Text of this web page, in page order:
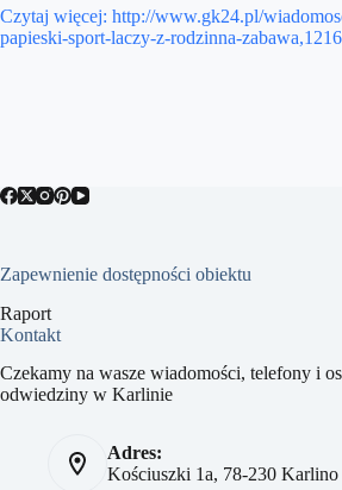
Czytaj więcej: http://www.gk24.pl/
papieski-sport-laczy-z-rodzinna-
Zapewnienie dostępności obiektu
Raport
Kontakt
Czekamy na wasze wiadomości, telefony i
odwiedziny w Karlinie
Adres:
Kościuszki 1a, 78-230 Karlino